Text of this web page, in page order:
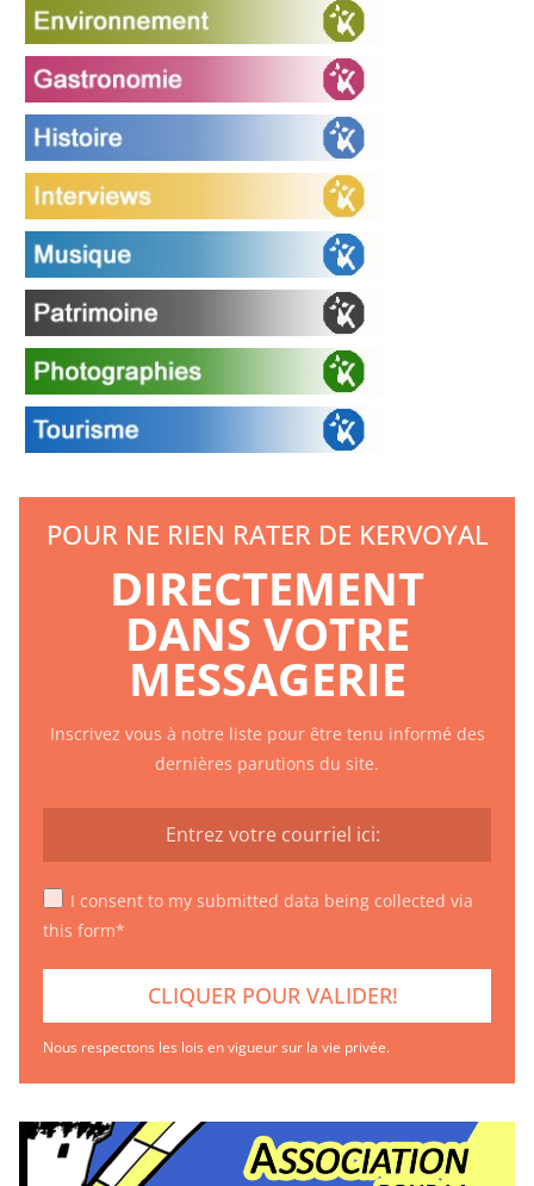
POUR NE RIEN RATER DE KERVOYAL
DIRECTEMENT
DANS VOTRE
MESSAGERIE
Inscrivez vous à notre liste pour être tenu informé des
dernières parutions du site.
I consent to my submitted data being collected via
this form*
Nous respectons les lois en vigueur sur la vie privée.